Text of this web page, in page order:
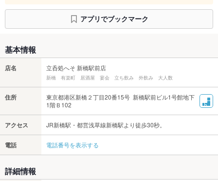
アプリでブックマーク
基本情報
店名 立呑処へそ 新橋駅前店
新橋 有楽町 居酒屋 宴会 立ち飲み 外飲み 大人数
住所
東京都港区新橋２丁目20番15号 新橋駅前ビル1号館地下
1階Ｂ102
アクセス JR新橋駅・都営浅草線新橋駅より徒歩30秒。
電話 電話番号を表示する
詳細情報